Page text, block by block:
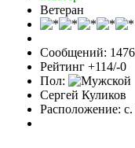
Ветеран
Сообщений: 1476
Рейтинг +114/-0
Пол:
Сергей Куликов
Расположение: